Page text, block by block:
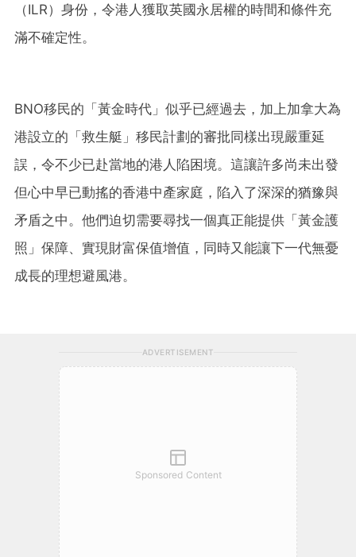
（ILR）身份，令港人獲取英國永居權的時間和條件充
滿不確定性。
BNO移民的「黃金時代」似乎已經過去，加上加拿大為
港設立的「救生艇」移民計劃的審批同樣出現嚴重延
誤，令不少已赴當地的港人陷困境。這讓許多尚未出發
但心中早已動搖的香港中產家庭，陷入了深深的猶豫與
矛盾之中。他們迫切需要尋找一個真正能提供「黃金護
照」保障、實現財富保值增值，同時又能讓下一代無憂
成長的理想避風港。
ADVERTISEMENT
Sponsored Content